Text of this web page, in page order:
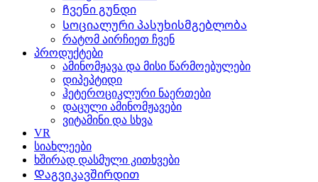
Ჩვენი გუნდი
Სოციალური პასუხისმგებლობა
რატომ აირჩიეთ ჩვენ
პროდუქტები
ამინომჟავა და მისი წარმოებულები
დიპეპტიდი
ჰეტეროციკლური ნაერთები
დაცული ამინომჟავები
ვიტამინი და სხვა
VR
სიახლეები
ხშირად დასმული კითხვები
Დაგვიკავშირდით